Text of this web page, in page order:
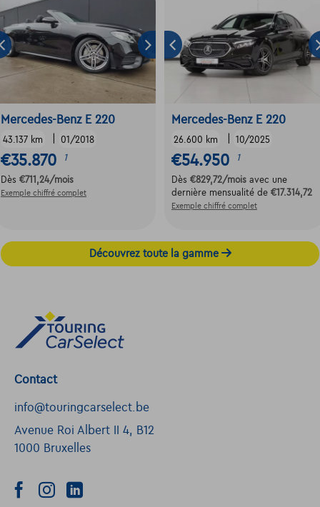
Mercedes-Benz E 220
43.137 km 01/2018
€35.870 1
Dès €711,24/mois
Exemple chiffré complet
Mercedes-Benz E 220
26.600 km 10/2025
€54.950 1
Dès €829,72/mois avec une
dernière mensualité de €17.314,72
Exemple chiffré complet
Découvrez toute la gamme
Contact
info@touringcarselect.be
Avenue Roi Albert II 4, B12
1000 Bruxelles